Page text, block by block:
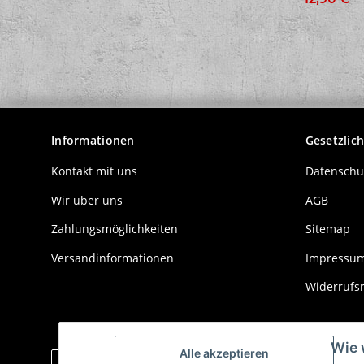
Informationen
Kontakt mit uns
Wir über uns
Zahlungsmöglichkeiten
Versandinformationen
AGB
Sitemap
Alle akzeptieren Wie